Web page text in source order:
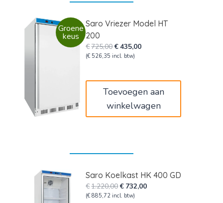
Groene
keus
Saro Vriezer Model HT
200
€725,00Oorspronkelijke
prijs
€435,00Huidige
(€ 526,35 incl. btw)
Toevoegen aan
winkelwagen
Saro Koelkast HK 400 GD
€1.220,00Oorspronkelijke
prijs
€ 732,00Huidige
(€ 885,72 incl. btw)